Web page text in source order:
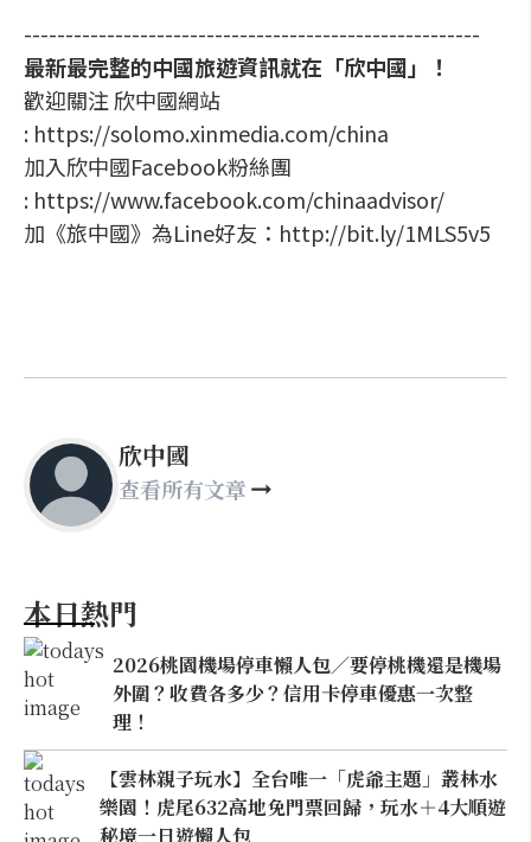
-------------------------------------------------------
最新最完整的中國旅遊資訊就在「欣中國」！
歡迎關注 欣中國網站
: https://solomo.xinmedia.com/china
加入欣中國Facebook粉絲團
: https://www.facebook.com/chinaadvisor/
加《旅中國》為Line好友：http://bit.ly/1MLS5v5
欣中國
查看所有文章
本日熱門
2026桃園機場停車懶人包／要停桃機還是機場
外圍？收費各多少？信用卡停車優惠一次整
理！
【雲林親子玩水】全台唯一「虎爺主題」叢林水
樂園！虎尾632高地免門票回歸，玩水＋4大順遊
秘境一日遊懶人包